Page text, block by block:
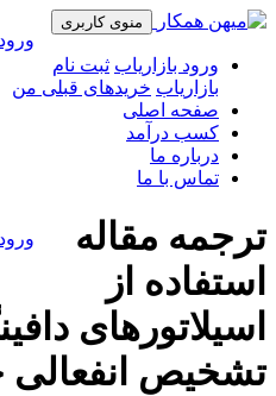
منوی کاربری
ورود بازاریاب ثبت نام
بازاریاب خریدهای قبلی من
صفحه اصلی
کسب درآمد
درباره ما
تماس با ما
ترجمه مقاله
استفاده از
اسیلاتورهای
تشخیص انفعالی